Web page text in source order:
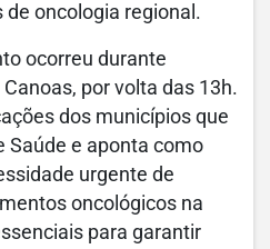
oncologia regional.
ocorreu durante
por volta das 13h.
dos municípios que
Saúde e aponta como
urgente de
oncológicos na
para garantir